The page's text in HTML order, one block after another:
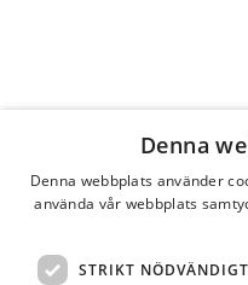
Denna
Denna webbplats använder
använda vår webbplats
STRIKT NÖDVÄNDIGT